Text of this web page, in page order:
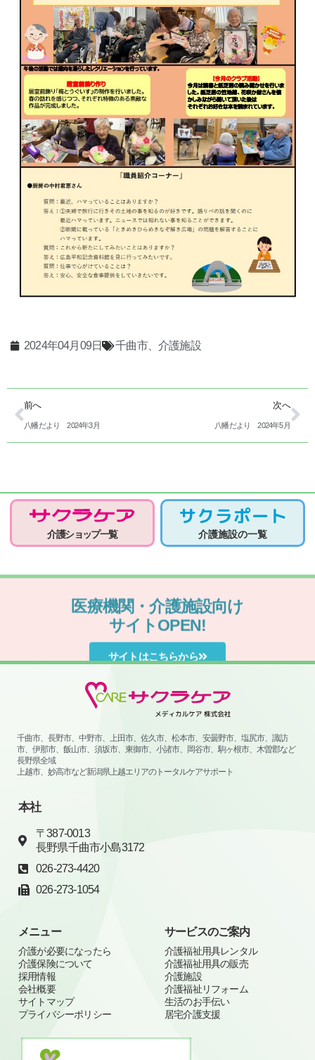
2024年04月09日 千曲市、介護施設
前へ
八幡だより 2024年3月
次へ
八幡だより 2024年5月
介護ショップ一覧 介護施設の一覧
サイトOPEN!
千曲市、長野市、中野市、上田市、佐久市、松本市、安曇野市、塩尻市、諏訪
市、伊那市、飯山市、須坂市、東御市、小諸市、岡谷市、駒ヶ根市、木曽郡など
長野県全域
上越市、妙高市など新潟県上越エリアのトータルケアサポート
本社
〒387-0013
長野県千曲市小島3172
026-273-4420
026-273-1054
メニュー
介護が必要になったら
介護保険について
採用情報
会社概要
サイトマップ
プライバシーポリシー
サービスのご案内
介護福祉用具レンタル
介護福祉用具の販売
介護施設
介護福祉リフォーム
生活のお手伝い
居宅介護支援